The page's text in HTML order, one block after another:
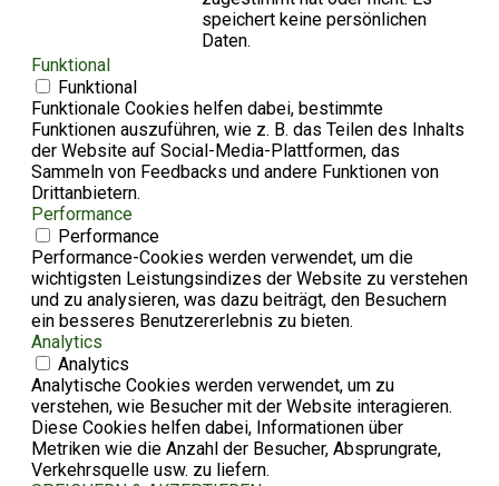
speichert keine persönlichen
Daten.
Funktional
Funktional
Funktionale Cookies helfen dabei, bestimmte
Funktionen auszuführen, wie z. B. das Teilen des Inhalts
der Website auf Social-Media-Plattformen, das
Sammeln von Feedbacks und andere Funktionen von
Drittanbietern.
Performance
Performance
Performance-Cookies werden verwendet, um die
wichtigsten Leistungsindizes der Website zu verstehen
und zu analysieren, was dazu beiträgt, den Besuchern
ein besseres Benutzererlebnis zu bieten.
Analytics
Analytics
Analytische Cookies werden verwendet, um zu
verstehen, wie Besucher mit der Website interagieren.
Diese Cookies helfen dabei, Informationen über
Metriken wie die Anzahl der Besucher, Absprungrate,
Verkehrsquelle usw. zu liefern.